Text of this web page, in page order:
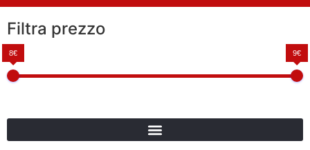
Filtra prezzo
8€ 9€